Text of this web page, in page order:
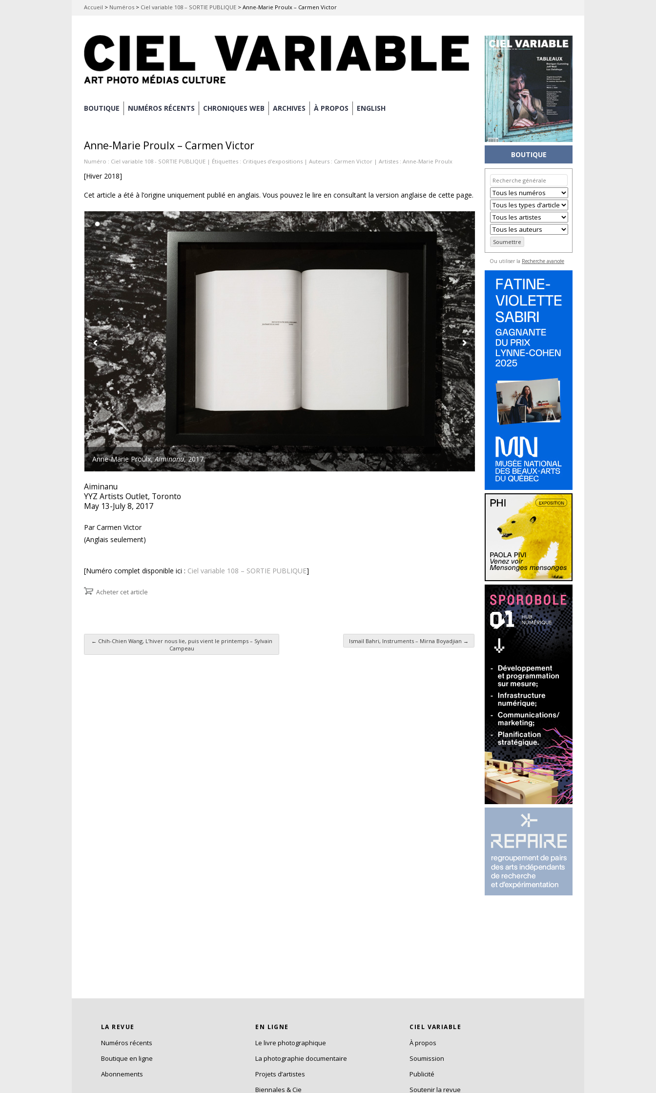
Accueil > Numéros > Ciel variable 108 – SORTIE PUBLIQUE > Anne-Marie Proulx – Carmen Victor
Aller
principal
BOUTIQUE NUMÉROS RÉCENTS CHRONIQUES WEB ARCHIVES À PROPOS ENGLISH
Anne-Marie Proulx – Carmen Victor
Numéro : Ciel variable 108 - SORTIE PUBLIQUE | Étiquettes : Critiques d'expositions | Auteurs : Carmen Victor | Artistes : Anne-Marie Proulx
[Hiver 2018]
Cet article a été à l’origine uniquement publié en anglais. Vous pouvez le lire en consultant la version anglaise de cette page.
Anne-Marie Proulx,Aiminanu, 2017.
Aiminanu
YYZ Artists Outlet, Toronto
May 13-July 8, 2017
Par Carmen Victor
(Anglais seulement)
[Numéro complet disponible ici : Ciel variable 108 – SORTIE PUBLIQUE]
Acheter cet article
Navigation des articles
← Chih-Chien Wang, L’hiver nous lie, puis vient le printemps – Sylvain
Campeau
Ismaïl Bahri, Instruments – Mirna Boyadjian →
BOUTIQUE
Ou utiliser la Recherche avancée
LA REVUE
Numéros récents
Boutique en ligne
Abonnements
EN LIGNE
Le livre photographique
La photographie documentaire
Projets d’artistes
Biennales & Cie
CIEL VARIABLE
À propos
Soumission
Publicité
Soutenir la revue